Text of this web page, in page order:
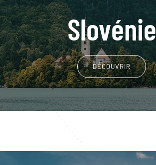
Slovénie
DÉCOUVRIR